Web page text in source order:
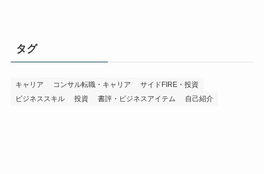
タグ
キャリア コンサル転職・キャリア
サイドFIRE・投資
ビジネススキル
投資 書評・ビジネスアイテム 自己紹介